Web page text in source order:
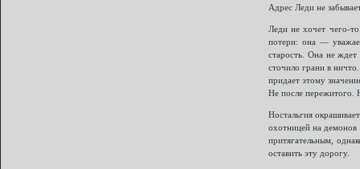
Адрес Леди не
Леди не хочет чего-
потери: она —
старость. Она не
сточило грани в
придает этому
Не после пережитого.
Ностальгия
охотницей на
притягательным,
оставить эту дорогу.